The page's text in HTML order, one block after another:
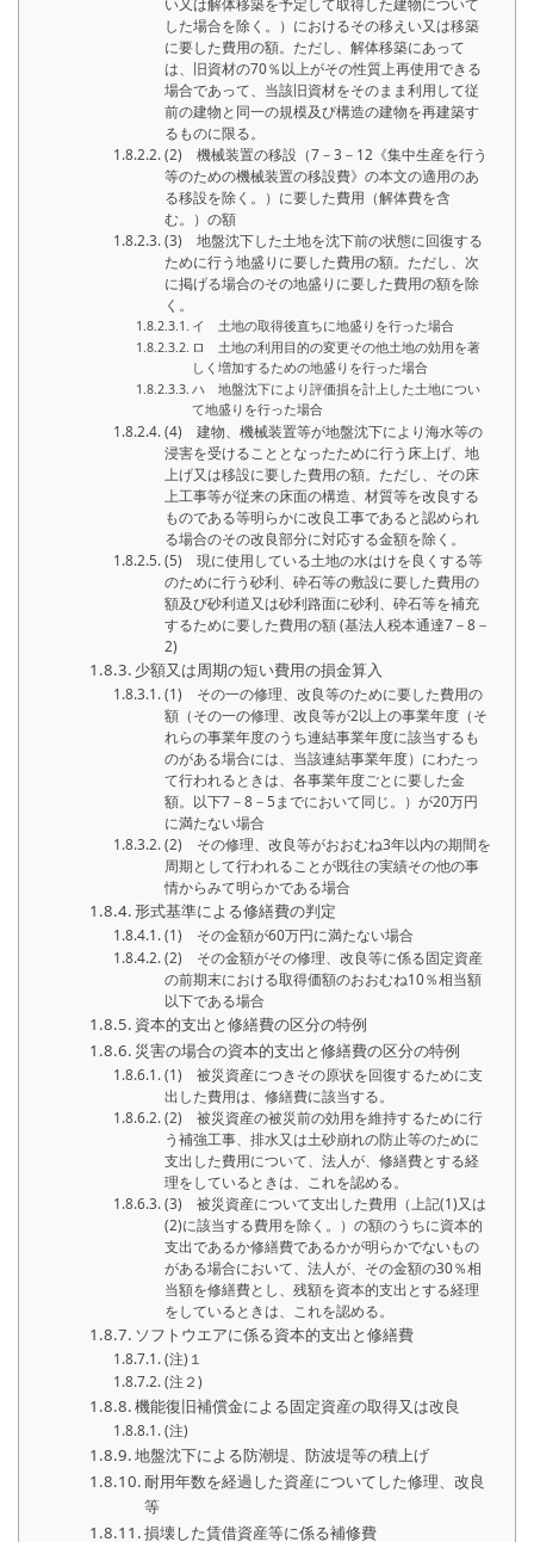
した場合を除く。）におけるその移えい又は移築
に要した費用の額。ただし、解体移築にあって
は、旧資材の70％以上がその性質上再使用できる
場合であって、当該旧資材をそのまま利用して従
前の建物と同一の規模及び構造の建物を再建築す
るものに限る。
(2) 機械装置の移設（7－3－12《集中生産を行う
等のための機械装置の移設費》の本文の適用のあ
る移設を除く。）に要した費用（解体費を含
む。）の額
(3) 地盤沈下した土地を沈下前の状態に回復する
ために行う地盛りに要した費用の額。ただし、次
に掲げる場合のその地盛りに要した費用の額を除
く。
イ 土地の取得後直ちに地盛りを行った場合
ロ 土地の利用目的の変更その他土地の効用を著
しく増加するための地盛りを行った場合
ハ 地盤沈下により評価損を計上した土地につい
て地盛りを行った場合
(4) 建物、機械装置等が地盤沈下により海水等の
浸害を受けることとなったために行う床上げ、地
上げ又は移設に要した費用の額。ただし、その床
上工事等が従来の床面の構造、材質等を改良する
ものである等明らかに改良工事であると認められ
る場合のその改良部分に対応する金額を除く。
(5) 現に使用している土地の水はけを良くする等
のために行う砂利、砕石等の敷設に要した費用の
額及び砂利道又は砂利路面に砂利、砕石等を補充
するために要した費用の額 (基法人税本通達7－8－
2)
少額又は周期の短い費用の損金算入
(1) その一の修理、改良等のために要した費用の
額（その一の修理、改良等が2以上の事業年度（そ
れらの事業年度のうち連結事業年度に該当するも
のがある場合には、当該連結事業年度）にわたっ
て行われるときは、各事業年度ごとに要した金
額。以下7－8－5までにおいて同じ。）が20万円
に満たない場合
(2) その修理、改良等がおおむね3年以内の期間を
周期として行われることが既往の実績その他の事
情からみて明らかである場合
形式基準による修繕費の判定
(1) その金額が60万円に満たない場合
(2) その金額がその修理、改良等に係る固定資産
の前期末における取得価額のおおむね10％相当額
以下である場合
資本的支出と修繕費の区分の特例
災害の場合の資本的支出と修繕費の区分の特例
(1) 被災資産につきその原状を回復するために支
出した費用は、修繕費に該当する。
(2) 被災資産の被災前の効用を維持するために行
う補強工事、排水又は土砂崩れの防止等のために
支出した費用について、法人が、修繕費とする経
理をしているときは、これを認める。
(3) 被災資産について支出した費用（上記(1)又は
(2)に該当する費用を除く。）の額のうちに資本的
支出であるか修繕費であるかが明らかでないもの
がある場合において、法人が、その金額の30％相
当額を修繕費とし、残額を資本的支出とする経理
をしているときは、これを認める。
ソフトウエアに係る資本的支出と修繕費
(注)１
(注２)
機能復旧補償金による固定資産の取得又は改良
(注)
地盤沈下による防潮堤、防波堤等の積上げ
耐用年数を経過した資産についてした修理、改良
等
損壊した賃借資産等に係る補修費